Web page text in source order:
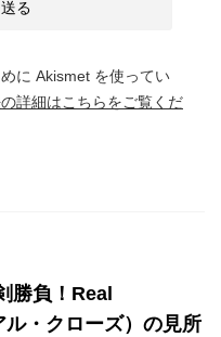
に Akismet を使ってい
詳細はこちらをご覧くだ
勝負！Real
・クローズ）の見所